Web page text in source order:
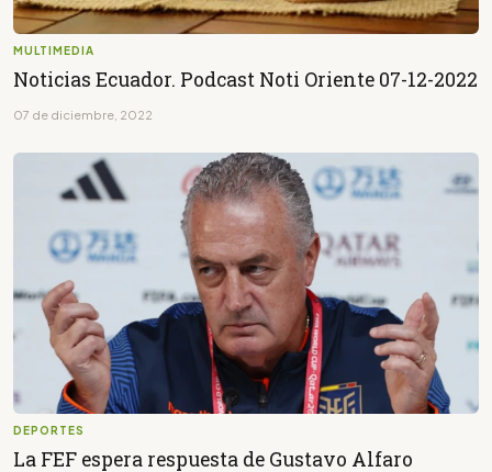
MULTIMEDIA
Noticias Ecuador. Podcast Noti Oriente 07-12-2022
07 de diciembre, 2022
DEPORTES
La FEF espera respuesta de Gustavo Alfaro